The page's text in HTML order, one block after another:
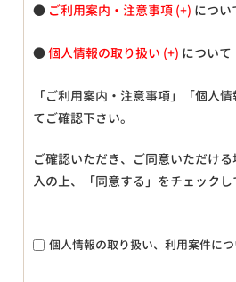
● ご利用案内・注意事項 につい
●個人情報の取り扱い について
「ご利用案内・注意事項」「個人
てご確認下さい。
ご確認いただき、ご同意いただけ
入の上、「同意する」をチェックし
個人情報の取り扱い、利用案件に